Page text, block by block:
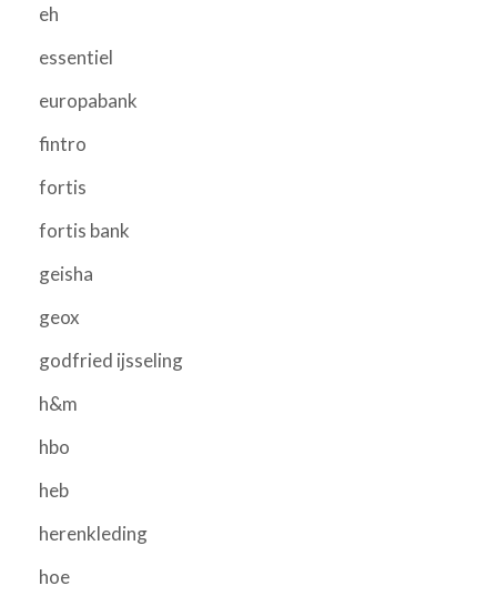
eh
essentiel
europabank
fintro
fortis
fortis bank
geisha
geox
godfried ijsseling
h&m
hbo
heb
herenkleding
hoe